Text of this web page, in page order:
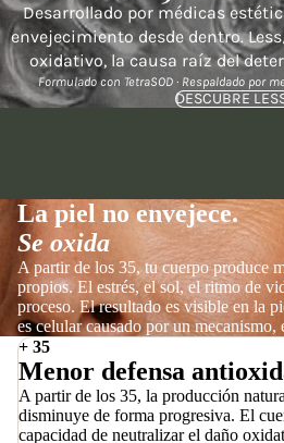
Desarrollado por médicas
envejecimiento desde dentro.
oxidativo, la causa raíz del
Formulado con TetraSOD · Respaldado por
DESCUBRE
La piel no envejece.
Se oxida
A partir de los 35, tu cuerpo produce
propios. El estrés, el sol, el ritmo de
proceso. El resultado es visible en la
es celular causado por un mecanismo,
+ 35
Menor defensa
A partir de los 35, la producción
disminuye de forma progresiva. El
capacidad de neutralizar el daño